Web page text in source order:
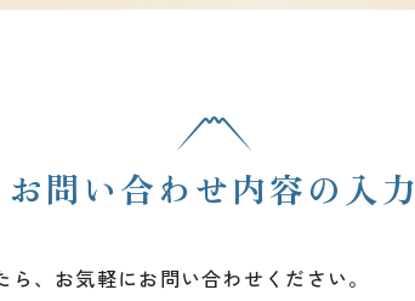
お問い合わせ内容の入力
、お気軽にお問い合わせください。